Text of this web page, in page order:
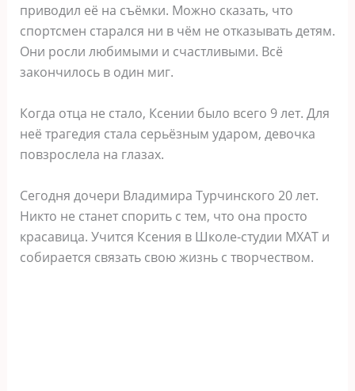
приводил её на съёмки. Можно сказать, что
спортсмен старался ни в чём не отказывать детям.
Они росли любимыми и счастливыми. Всё
закончилось в один миг.
Когда отца не стало, Ксении было всего 9 лет. Для
неё трагедия стала серьёзным ударом, девочка
повзрослела на глазах.
Сегодня дочери Владимира Турчинского 20 лет.
Никто не станет спорить с тем, что она просто
красавица. Учится Ксения в Школе-студии МХАТ и
собирается связать свою жизнь с творчеством.